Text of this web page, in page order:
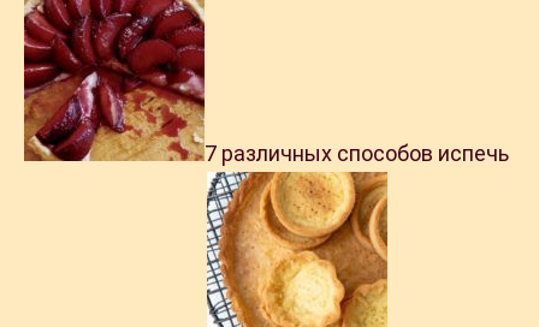
7 различных способов испечь